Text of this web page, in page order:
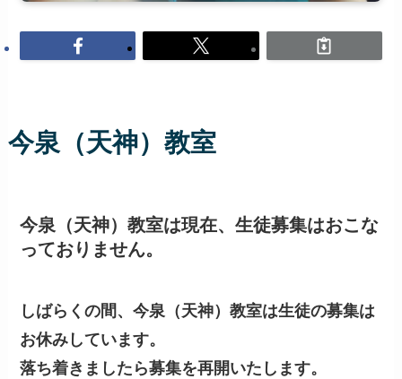
今泉（天神）教室
今泉（天神）教室は現在、生徒募集はおこな
っておりません。
しばらくの間、今泉（天神）教室は生徒の募集は
お休みしています。
落ち着きましたら募集を再開いたします。